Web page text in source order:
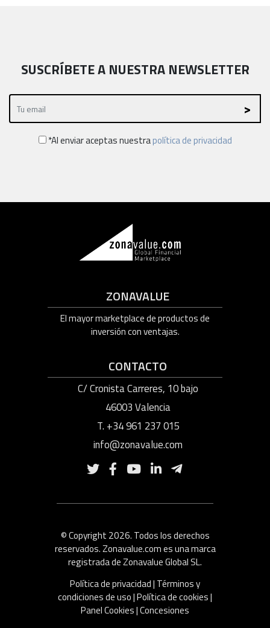
SUSCRÍBETE A NUESTRA NEWSLETTER
*Al enviar aceptas nuestrapolítica de privacidad
ZONAVALUE
El mayor marketplace de productos de
inversión con ventajas.
CONTACTO
C/ Cronista Carreres, 10 bajo
46003 Valencia
T. +34 961 237 015
info@zonavalue.com
© Copyright 2026. Todos los derechos
reservados. Zonavalue.com es una marca
registrada de Zonavalue Global SL.
Política de privacidad| Términos y
condiciones de uso|Política de cookies|
Panel Cookies|Concesiones